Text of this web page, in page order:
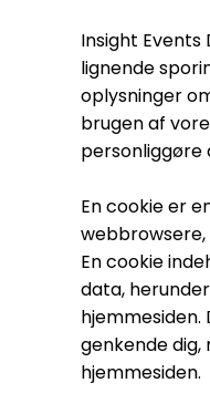
Insight
lignende
oplysninger
brugen af
personliggøre
En cookie er
En cookie
data,
genkende
hjemmesiden.